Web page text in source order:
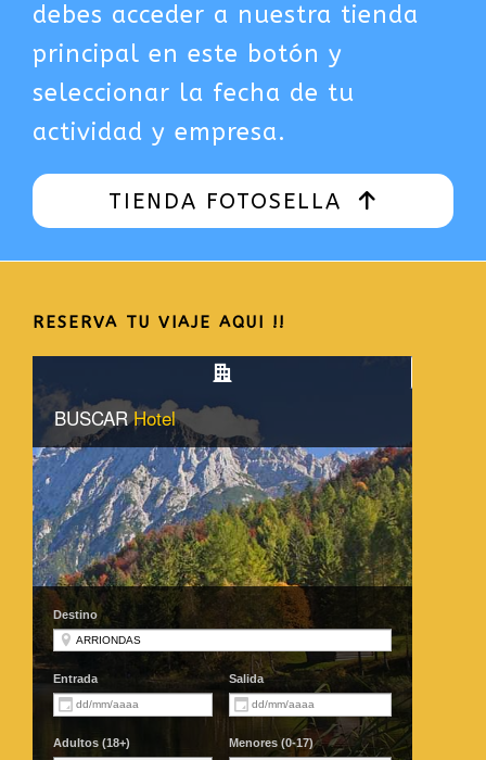
debes acceder a nuestra tienda
principal en este botón y
seleccionar la fecha de tu
actividad y empresa.
TIENDA FOTOSELLA
RESERVA TU VIAJE AQUI !!